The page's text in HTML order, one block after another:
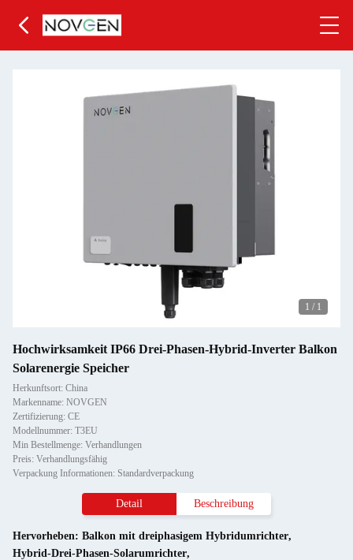
1 / 1
Hochwirksamkeit IP66 Drei-Phasen-Hybrid-Inverter Balkon
Solarenergie Speicher
Herkunftsort: China
Markenname: NOVGEN
Zertifizierung: CE
Modellnummer: T3EU
Min Bestellmenge: Verhandlungen
Preis: Verhandlungsfähig
Verpackung Informationen: Standardverpackung
Detail Beschreibung
Hervorheben: Balkon mit dreiphasigem Hybridumrichter,
Hybrid-Drei-Phasen-Solarumrichter,